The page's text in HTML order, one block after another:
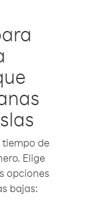
tiempo de
Elige
opciones
bajas: